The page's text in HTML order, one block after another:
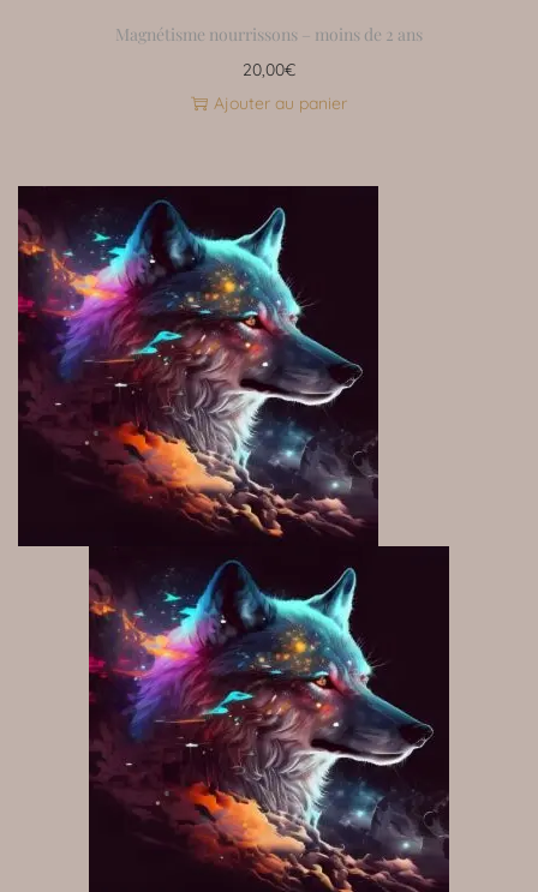
Magnétisme nourrissons – moins de 2 ans
20,00€
Ajouter au panier